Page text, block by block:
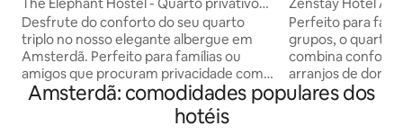
com banheiro e 3 camas
Desfrute do conforto do seu quarto
triplo no nosso elegante albergue em
Amsterdã. Perfeito para famílias ou
amigos que procuram privacidade com
as vantagens de uma estadia em um
camas ou cama de casal superior e sofá
Suíte Retiro
Perfeito para
grupos, o quarto
combina conforto
arranjos de
casal (160 × 200
Amsterdã: comodidades populares dos
hotéis